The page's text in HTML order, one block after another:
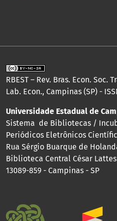
RBEST – Rev. Bras. Econ. Soc.
Lab. Econ., Campinas (SP) -
Universidade Estadual de
Sistema de Bibliotecas /
Periódicos Eletrônicos
Rua Sérgio Buarque de
Biblioteca Central César Lattes
13089-859 - Campinas - SP